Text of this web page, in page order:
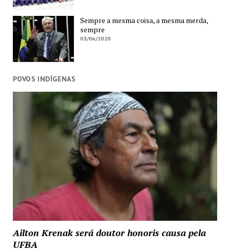
Sempre a mesma coisa, a mesma merda,
sempre
03/06/2020
POVOS INDÍGENAS
Ailton Krenak será doutor honoris causa pela
UFBA